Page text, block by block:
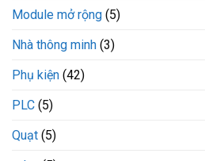
Module mở rộng (5)
Nhà thông minh (3)
Phụ kiện (42)
PLC (5)
Quạt (5)